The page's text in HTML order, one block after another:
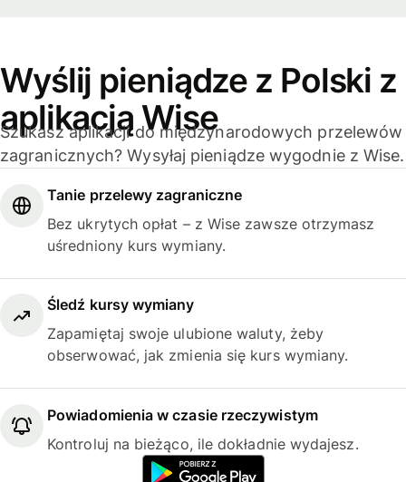
Wyślij pieniądze z Polski z
aplikacją Wise
Szukasz aplikacji do międzynarodowych przelewów
zagranicznych? Wysyłaj pieniądze wygodnie z Wise.
Tanie przelewy zagraniczne
Bez ukrytych opłat – z Wise zawsze otrzymasz
uśredniony kurs wymiany.
Śledź kursy wymiany
Zapamiętaj swoje ulubione waluty, żeby
obserwować, jak zmienia się kurs wymiany.
Powiadomienia w czasie rzeczywistym
Kontroluj na bieżąco, ile dokładnie wydajesz.